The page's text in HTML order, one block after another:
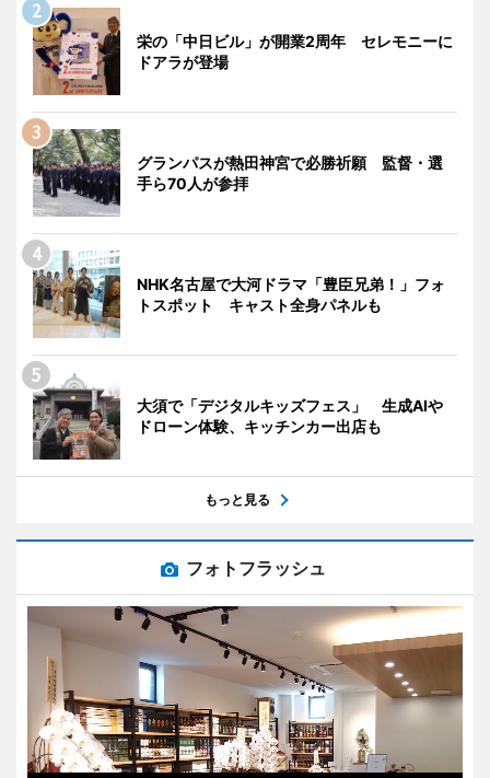
栄の「中日ビル」が開業2周年 セレモニーに
ドアラが登場
グランパスが熱田神宮で必勝祈願 監督・選
手ら70人が参拝
NHK名古屋で大河ドラマ「豊臣兄弟！」フォ
トスポット キャスト全身パネルも
大須で「デジタルキッズフェス」 生成AIや
ドローン体験、キッチンカー出店も
もっと見る
フォトフラッシュ